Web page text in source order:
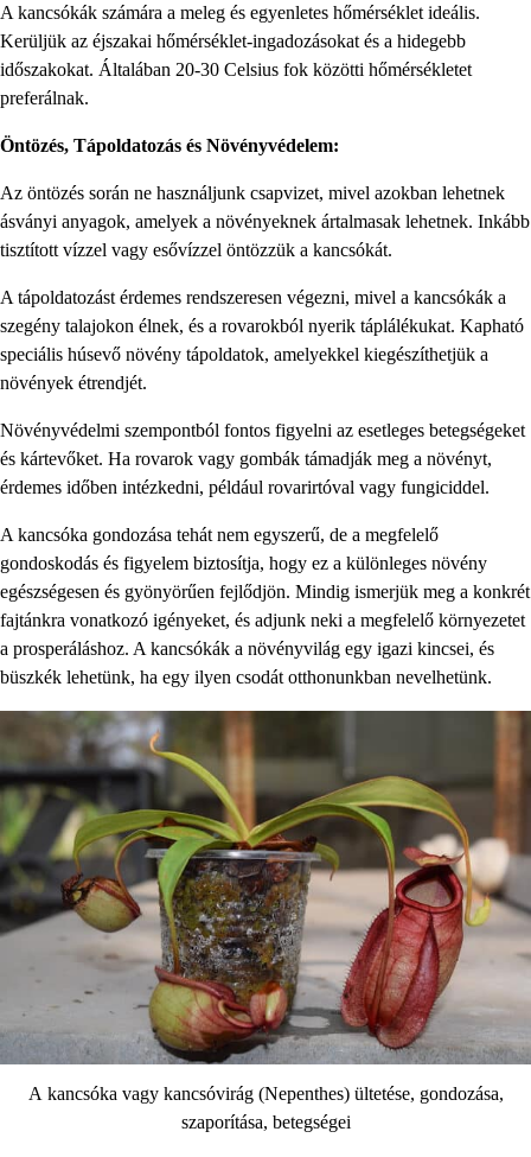
A kancsókák számára a meleg és egyenletes hőmérséklet ideális.
Kerüljük az éjszakai hőmérséklet-ingadozásokat és a hidegebb
időszakokat. Általában 20-30 Celsius fok közötti hőmérsékletet
preferálnak.
Öntözés, Tápoldatozás és Növényvédelem:
Az öntözés során ne használjunk csapvizet, mivel azokban lehetnek
ásványi anyagok, amelyek a növényeknek ártalmasak lehetnek. Inkább
tisztított vízzel vagy esővízzel öntözzük a kancsókát.
A tápoldatozást érdemes rendszeresen végezni, mivel a kancsókák a
szegény talajokon élnek, és a rovarokból nyerik táplálékukat. Kapható
speciális húsevő növény tápoldatok, amelyekkel kiegészíthetjük a
növények étrendjét.
Növényvédelmi szempontból fontos figyelni az esetleges betegségeket
és kártevőket. Ha rovarok vagy gombák támadják meg a növényt,
érdemes időben intézkedni, például rovarirtóval vagy fungiciddel.
A kancsóka gondozása tehát nem egyszerű, de a megfelelő
gondoskodás és figyelem biztosítja, hogy ez a különleges növény
egészségesen és gyönyörűen fejlődjön. Mindig ismerjük meg a konkrét
fajtánkra vonatkozó igényeket, és adjunk neki a megfelelő környezetet
a prosperáláshoz. A kancsókák a növényvilág egy igazi kincsei, és
büszkék lehetünk, ha egy ilyen csodát otthonunkban nevelhetünk.
A kancsóka vagy kancsóvirág (Nepenthes) ültetése, gondozása,
szaporítása, betegségei